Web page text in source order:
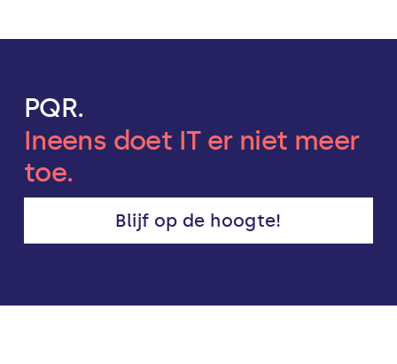
PQR.
Ineens doet IT er niet meer
toe.
Blijf op de hoogte!